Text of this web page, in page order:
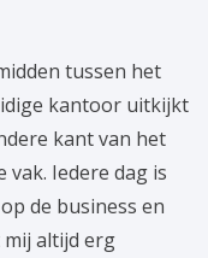
tussen het
kantoor uitkijkt
kant van het
vak. Iedere dag is
de business en
mij altijd erg